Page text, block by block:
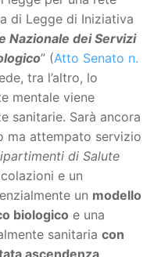
di Legge di Iniziativa
Nazionale dei Servizi
” (Atto Senato n.
tra l’altro, lo
mentale viene
sanitarie. Sarà ancora
ma attempato servizio
di Salute
e un
un modello
biologico e una
sanitaria con